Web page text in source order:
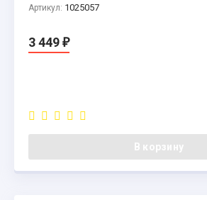
Артикул: 1025057
3 449 ₽
В корзину